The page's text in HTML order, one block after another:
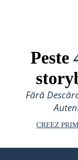
Peste
Fără
CREEZ